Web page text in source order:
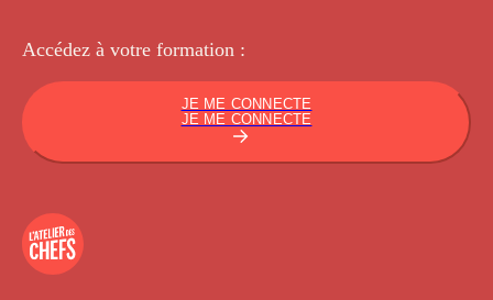
Accédez à votre formation :
JE ME CONNECTE
JE ME CONNECTE